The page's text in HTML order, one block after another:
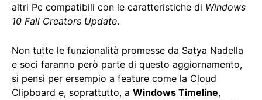
altri Pc compatibili con le caratteristiche di Windows
10 Fall Creators Update.
Non tutte le funzionalità promesse da Satya Nadella
e soci faranno però parte di questo aggiornamento,
si pensi per ersempio a feature come la Cloud
Clipboard e, soprattutto, a Windows Timeline,